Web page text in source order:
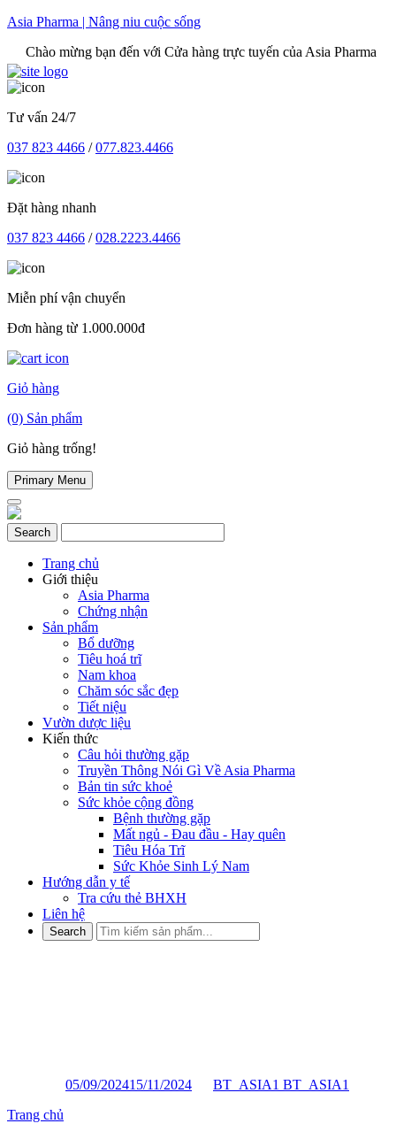
Skip
content
Asia Pharma | Nâng niu cuộc sống
mừng bạn đến với Cửa hàng trực tuyến của Asia Pharma
Tư vấn 24/7
037 823 4466 /077.823.4466
Đặt hàng nhanh
037 823 4466 /028.2223.4466
Miễn phí vận chuyển
Đơn hàng từ 1.000.000đ
Giỏ hàng
(0) Sản phẩm
Giỏ hàng trống!
Primary Menu
Trang chủ
Giới thiệu
Asia Pharma
Chứng nhận
Sản phẩm
Bổ dưỡng
Tiêu hoá trĩ
Nam khoa
Chăm sóc sắc đẹp
Tiết niệu
Vườn dược liệu
Kiến thức
Câu hỏi thường gặp
Truyền Thông Nói Gì Về Asia Pharma
Bản tin sức khoẻ
Sức khỏe cộng đồng
Bệnh thường gặp
Mất ngủ - Đau đầu - Hay quên
Tiêu Hóa Trĩ
Sức Khỏe Sinh Lý Nam
Hướng dẫn y tế
Tra cứu thẻ BHXH
Liên hệ
05/09/202415/11/2024
BT_ASIA1 BT_ASIA1
Trang chủ